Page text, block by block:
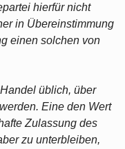
hierfür nicht
in Übereinstimmung
einen solchen von
üblich, über
Eine den Wert
Zulassung des
zu unterbleiben,